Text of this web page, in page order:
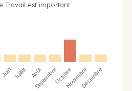
Travail est important.
Juin Juillet Août
SeptembreOctobreNovembreDécembre